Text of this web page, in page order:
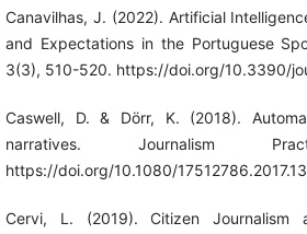
Canavilhas, J. (2022). Artificial
and Expectations in the Portuguese
3(3), 510-520. https://doi.org/10.3390/
Caswell, D. & Dörr, K. (2018).
narratives. Journalism
https://doi.org/10.1080/
Cervi, L. (2019). Citizen Journalism